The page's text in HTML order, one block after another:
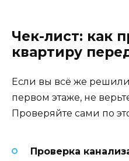
Чек-лист: как
квартиру
Если вы всё же
первом этаже, не
Проверяйте сами по
Проверка